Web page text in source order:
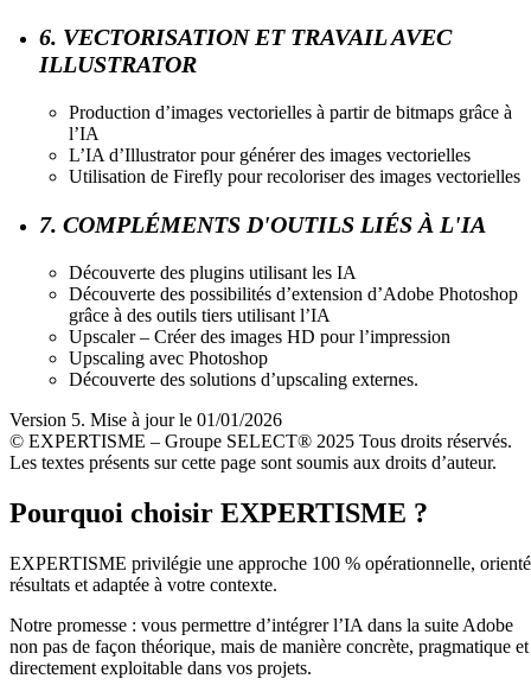
6. VECTORISATION ET TRAVAIL AVEC
ILLUSTRATOR
Production d’images vectorielles à partir de bitmaps grâce à
l’IA
L’IA d’Illustrator pour générer des images vectorielles
Utilisation de Firefly pour recoloriser des images vectorielles
7. COMPLÉMENTS D'OUTILS LIÉS À L'IA
Découverte des plugins utilisant les IA
Découverte des possibilités d’extension d’Adobe Photoshop
grâce à des outils tiers utilisant l’IA
Upscaler – Créer des images HD pour l’impression
Upscaling avec Photoshop
Découverte des solutions d’upscaling externes.
Version 5. Mise à jour le 01/01/2026
© EXPERTISME – Groupe SELECT® 2025 Tous droits réservés.
Les textes présents sur cette page sont soumis aux droits d’auteur.
Pourquoi choisir EXPERTISME ?
EXPERTISME privilégie une approche 100 % opérationnelle,
résultats et adaptée à votre contexte.
Notre promesse : vous permettre d’intégrer l’IA dans la suite Adobe
non pas de façon théorique, mais de manière concrète, pragmatique et
directement exploitable dans vos projets.